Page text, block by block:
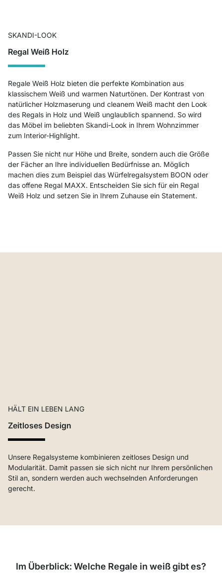
SKANDI-LOOK
Regal Weiß Holz
Regale Weiß Holz bieten die perfekte Kombination aus
klassischem Weiß und warmen Naturtönen. Der Kontrast von
natürlicher Holzmaserung und cleanem Weiß macht den Look
des Regals in Holz und Weiß unglaublich spannend. So wird
das Möbel im beliebten Skandi-Look in Ihrem Wohnzimmer
zum Interior-Highlight.
Passen Sie nicht nur Höhe und Breite, sondern auch die Größe
der Fächer an Ihre individuellen Bedürfnisse an. Möglich
machen dies zum Beispiel das Würfelregalsystem BOON oder
das offene Regal MAXX. Entscheiden Sie sich für ein Regal
Weiß Holz und setzen Sie in Ihrem Zuhause ein Statement.
HÄLT EIN LEBEN LANG
Zeitloses Design
Unsere Regalsysteme kombinieren zeitloses Design und
Modularität. Damit passen sie sich nicht nur Ihrem persönlichen
Stil an, sondern werden auch wechselnden Anforderungen
gerecht.
Im Überblick: Welche Regale in weiß gibt es?